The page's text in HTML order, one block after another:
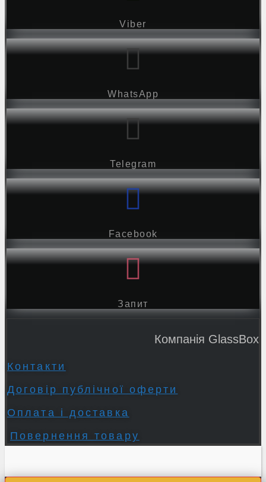
Viber
WhatsApp
Telegram
Facebook
Запит
Компанія GlassBox
Контакти
Договір публічної оферти
Оплата і доставка
Повернення товару